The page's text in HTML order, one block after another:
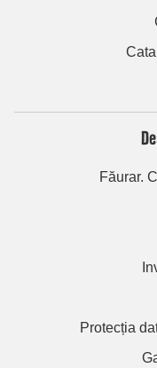
Făurar.
Protecția